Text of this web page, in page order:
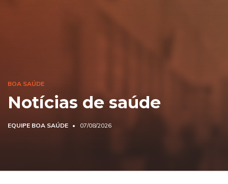
BOA SAÚDE
Notícias de saúde
EQUIPE BOA SAÚDE 07/08/2026